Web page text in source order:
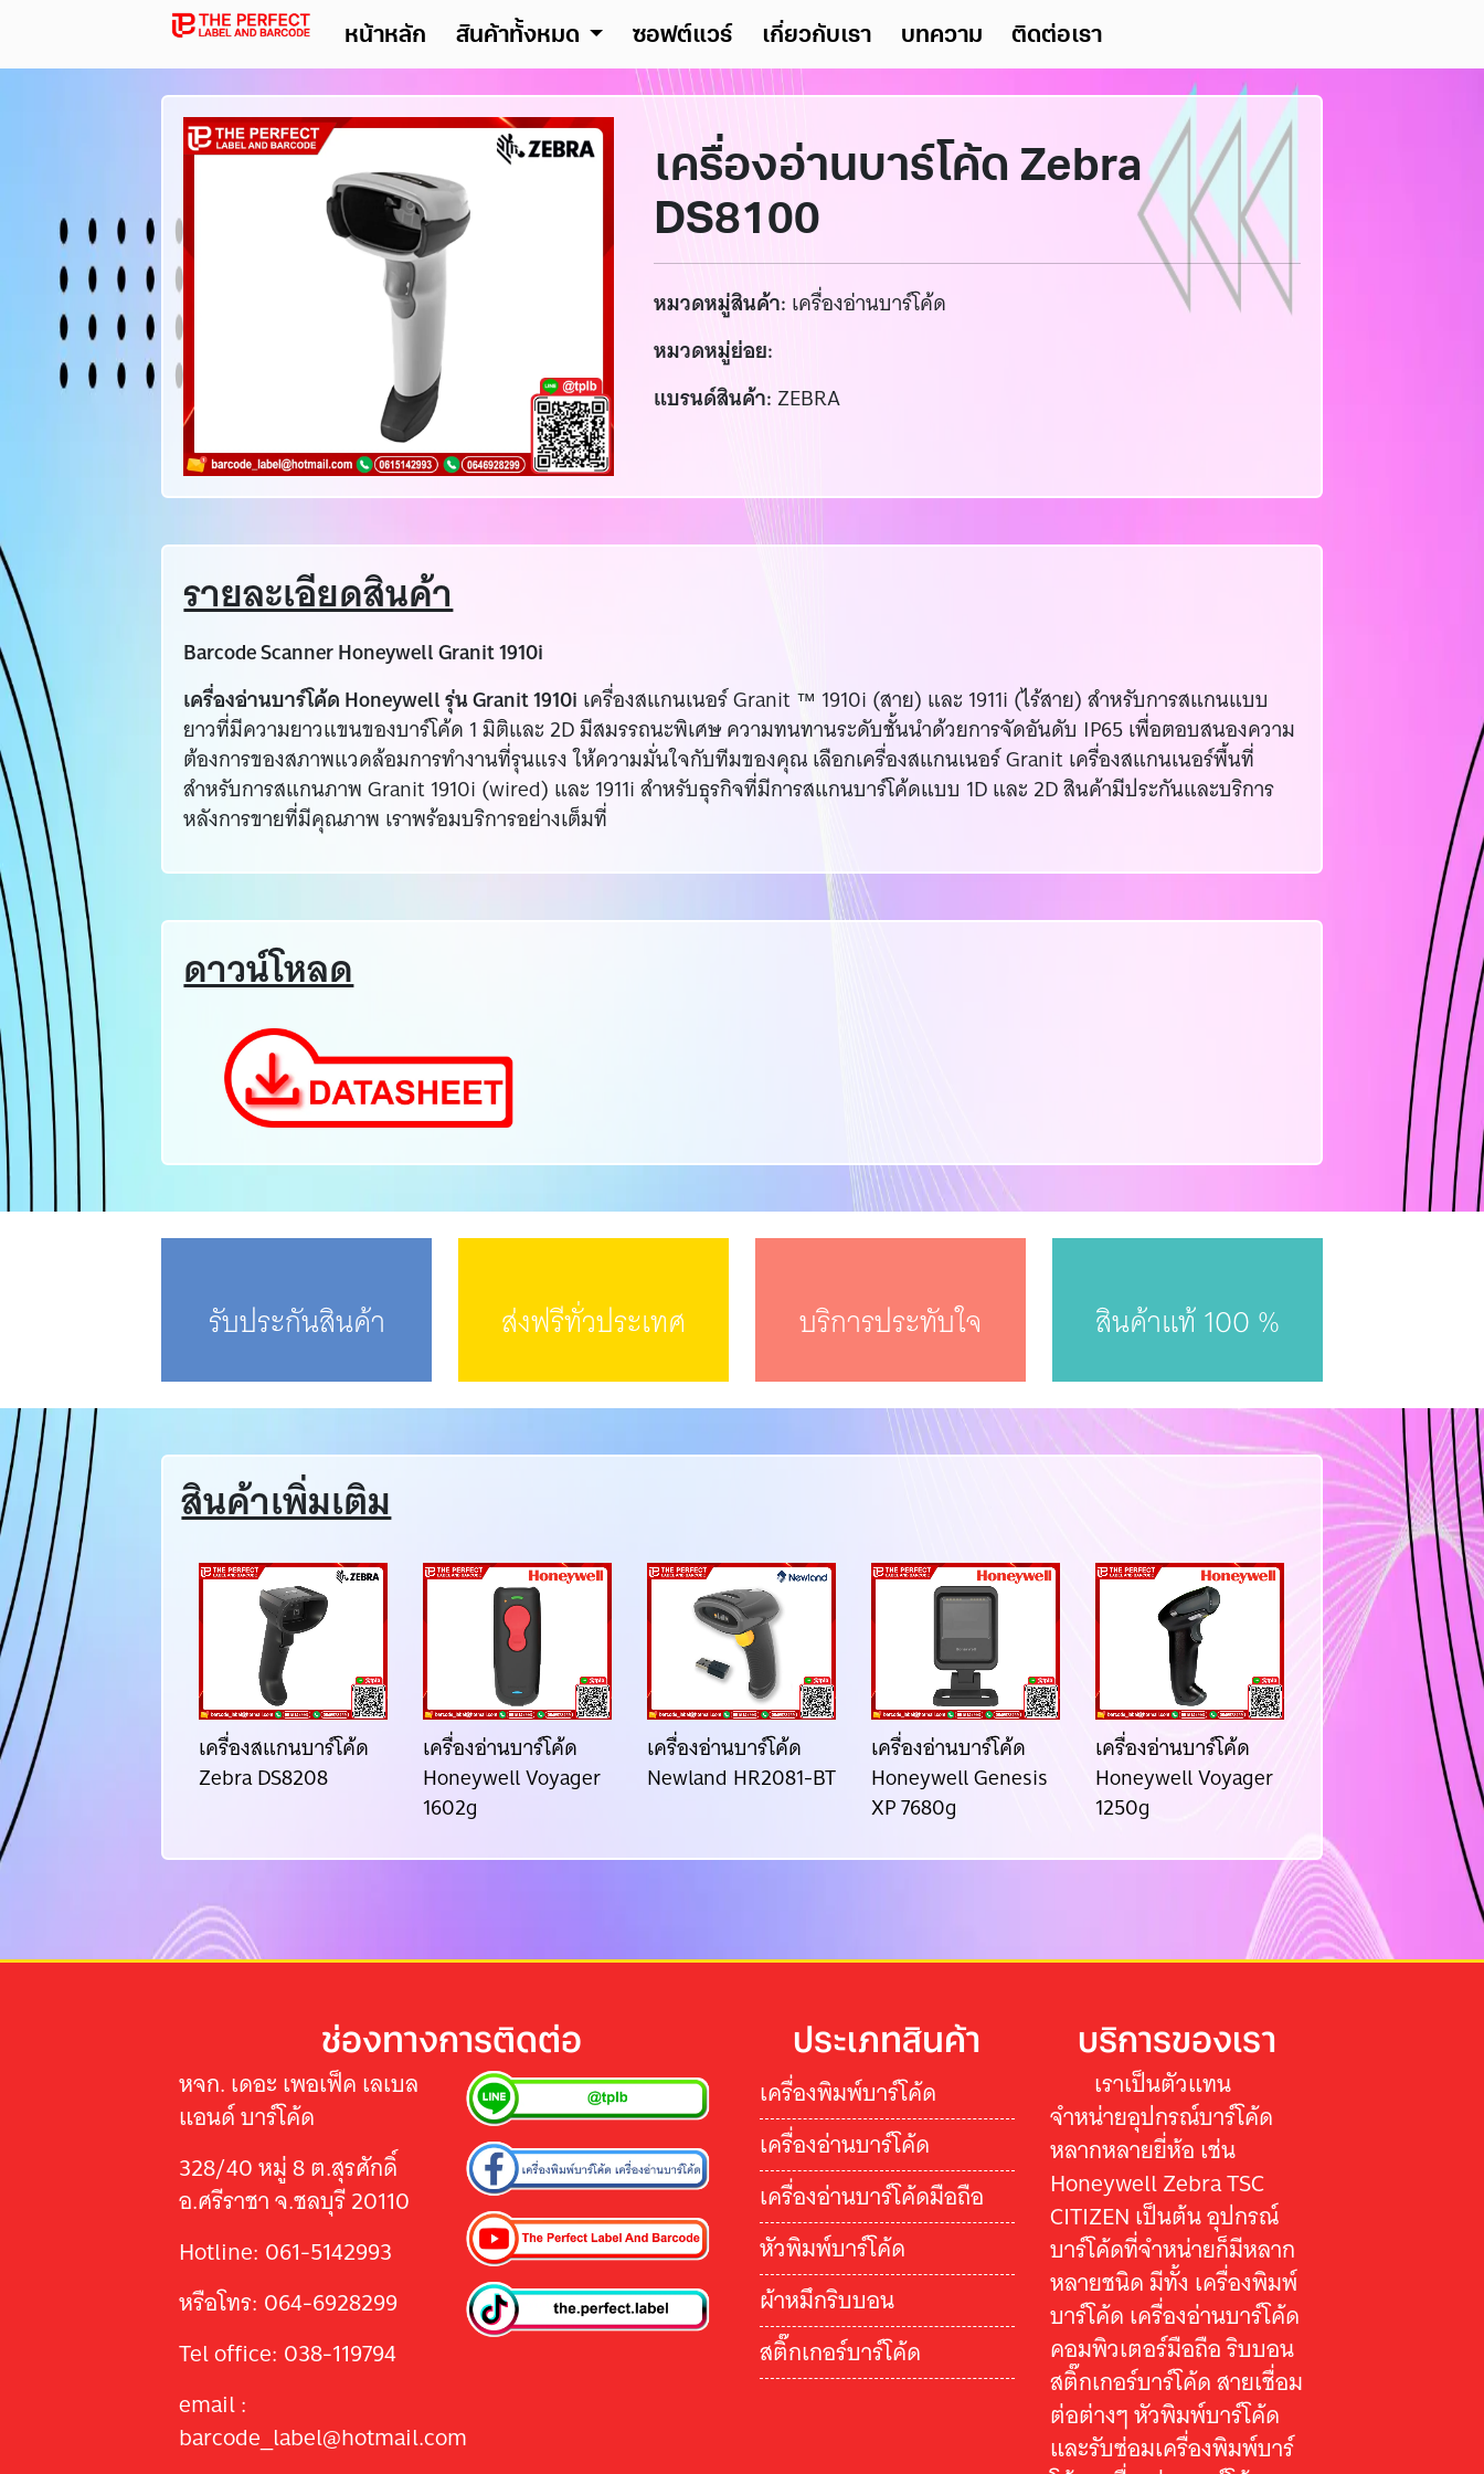
หน้าหลัก สินค้าทั้งหมด ซอฟต์แวร์ เกี่ยวกับเรา บทความ ติดต่อเรา
เครื่องอ่านบาร์โค้ด Zebra
DS8100
หมวดหมู่สินค้า: เครื่องอ่านบาร์โค้ด
หมวดหมู่ย่อย:
แบรนด์สินค้า:ZEBRA
รายละเอียดสินค้า
Barcode Scanner Honeywell Granit 1910i
เครื่องอ่านบาร์โค้ด Honeywell รุ่น Granit 1910i เครื่องสแกนเนอร์ Granit ™ 1910i (สาย) และ 1911i (ไร้สาย) สำหรับการสแกนแบบ
ยาวที่มีความยาวแขนของบาร์โค้ด 1 มิติและ 2D มีสมรรถนะพิเศษ ความทนทานระดับชั้นนำด้วยการจัดอันดับ IP65 เพื่อตอบสนองความ
ต้องการของสภาพแวดล้อมการทำงานที่รุนแรง ให้ความมั่นใจกับทีมของคุณ เลือกเครื่องสแกนเนอร์ Granit เครื่องสแกนเนอร์พื้นที่
สำหรับการสแกนภาพ Granit 1910i (wired) และ 1911i สำหรับธุรกิจที่มีการสแกนบาร์โค้ดแบบ 1D และ 2D สินค้ามีประกันและบริการ
หลังการขายที่มีคุณภาพ เราพร้อมบริการอย่างเต็มที่
ดาวน์โหลด
รับประกันสินค้า ส่งฟรีทั่วประเทศ บริการประทับใจ สินค้าแท้ 100 %
สินค้าเพิ่มเติม
งอ่านบาร์โค้ด
Voyager
เครื่องสแกนบาร์โค้ด
Zebra DS8208
เครื่องอ่านบาร์โค้ด
Honeywell Voyager
1602g
เครื่องอ่านบาร์โค้ด
Newland HR2081-BT
เครื่องอ่านบาร์โค้ด
Honeywell Genesis
XP 7680g
เครื่องอ่านบาร์โค้ด
Honeywell Voyager
1250g
เครื่องสแกนบาร์โ
Zebra DS8208
ช่องทางการติดต่อ
หจก. เดอะ เพอเฟ็ค เลเบล
แอนด์ บาร์โค้ด
328/40 หมู่ 8 ต.สุรศักดิ์
อ.ศรีราชา จ.ชลบุรี 20110
Hotline: 061-5142993
หรือโทร: 064-6928299
Tel office: 038-119794
email :
barcode_label@hotmail.com
ประเภทสินค้า
เครื่องพิมพ์บาร์โค้ด
เครื่องอ่านบาร์โค้ด
เครื่องอ่านบาร์โค้ดมือถือ
หัวพิมพ์บาร์โค้ด
ผ้าหมึกริบบอน
สติ๊กเกอร์บาร์โค้ด
บริการของเรา
เราเป็นตัวแทน
จำหน่ายอุปกรณ์บาร์โค้ด
หลากหลายยี่ห้อ เช่น
Honeywell Zebra TSC
CITIZEN เป็นต้น อุปกรณ์
บาร์โค้ดที่จำหน่ายก็มีหลาก
หลายชนิด มีทั้ง เครื่องพิมพ์
บาร์โค้ด เครื่องอ่านบาร์โค้ด
คอมพิวเตอร์มือถือ ริบบอน
สติ๊กเกอร์บาร์โค้ด สายเชื่อม
ต่อต่างๆ หัวพิมพ์บาร์โค้ด
และรับซ่อมเครื่องพิมพ์บาร์